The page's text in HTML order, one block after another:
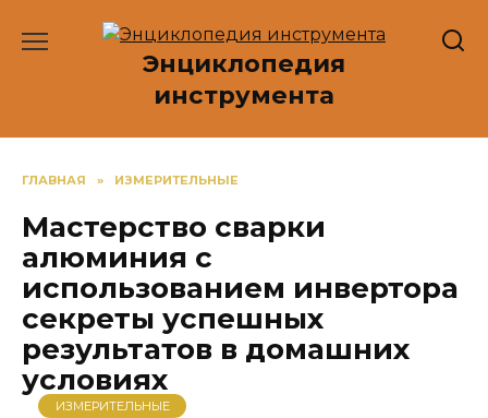
Энциклопедия
инструмента
ГЛАВНАЯ » ИЗМЕРИТЕЛЬНЫЕ
Мастерство сварки
алюминия с
использованием инвертора
секреты успешных
результатов в домашних
условиях
ИЗМЕРИТЕЛЬНЫЕ